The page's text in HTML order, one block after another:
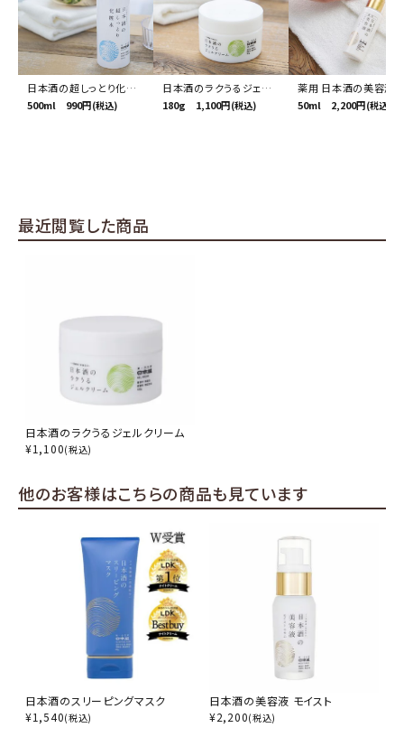
日本酒の超しっとり化粧
水
500ml 990円(税込)
日本酒のラクうるジェル
クリーム
180g 1,100円(税込)
薬用 日本酒の美容液
ライトリンクル
50ml 2,200円(税込)
最近閲覧した商品
日本酒のラクうるジェルクリーム
¥1,100(税込)
他のお客様はこちらの商品も見ています
日本酒のスリーピングマスク
¥1,540(税込)
日本酒の美容液 モイスト
¥2,200(税込)